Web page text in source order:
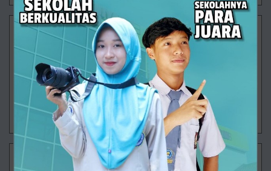
Saat Sekolah Mengajarkan Arti Sebuah Tabungan
SMK Muhammadiyah 1 Ajibarang terus menghadirkan
berbagai program yang tidak hanya berfokus pada
pencapaian akademik, tetapi juga membentuk
karakter dan kecakapan hidup peserta didik. Sa
30/07/2026 08:17 - Oleh Administrator - Dilihat 91 kali
Langkah Besar Dimulai